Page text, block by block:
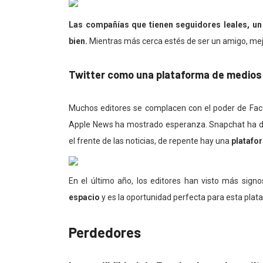
Las compañías que tienen seguidores leales,
bien. Mientras más cerca estés de ser un amigo,
Twitter como una plataforma de medios
Muchos editores se complacen con el poder de
Apple News ha mostrado esperanza. Snapchat ha
el frente de las noticias, de repente hay una
En el último año, los editores han visto más
espacio y es la oportunidad perfecta para esta
Perdedores